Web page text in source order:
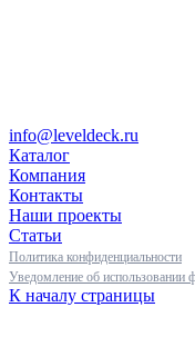
info@leveldeck.ru
Каталог
Компания
Контакты
Наши проекты
Статьи
Политика конфиденциальности
Уведомление об использовании
К началу страницы